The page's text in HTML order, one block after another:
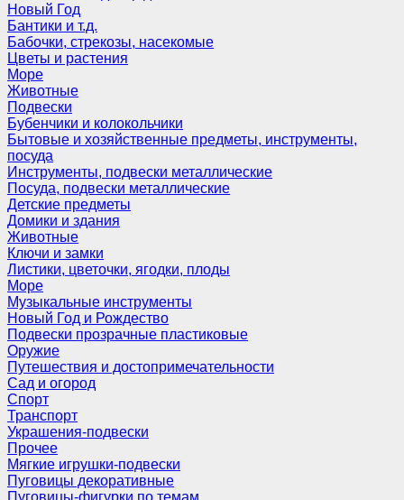
Новый Год
Бантики и т.д.
Бабочки, стрекозы, насекомые
Цветы и растения
Море
Животные
Подвески
Бубенчики и колокольчики
Бытовые и хозяйственные предметы, инструменты,
посуда
Инструменты, подвески металлические
Посуда, подвески металлические
Детские предметы
Домики и здания
Животные
Ключи и замки
Листики, цветочки, ягодки, плоды
Море
Музыкальные инструменты
Новый Год и Рождество
Подвески прозрачные пластиковые
Оружие
Путешествия и достопримечательности
Сад и огород
Спорт
Транспорт
Украшения-подвески
Прочее
Мягкие игрушки-подвески
Пуговицы декоративные
Пуговицы-фигурки по темам